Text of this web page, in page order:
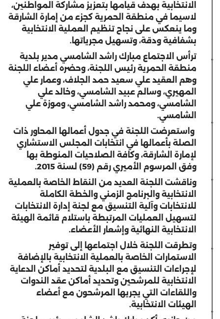
الانتخابية بهدف قيامها بتعزيز مشاركة المواطنين،
لاسيما في منطقة الحمرية كجزء من إمارة الشارقة
وما ينعكس على نجاح تنظيم العملية الانتخابية
بشفافية ودقة، وتسهيل مجرياتها.
ترأس الاجتماع مبارك راشد الشامسي مدير بلدية
منطقة الحمرية رئيس اللجنة، وحضره أعضاء اللجنة
وهم العقيد علي سعيد حمد الجلاف، وعمار علي
المهيري، وسالم عبيد الشامسي، وخالد علي
الشامسي، ومحمد راشد الشامسي، وموزة علي
الشامسي.
واستعرضت اللجنة في جدول أعمالها المحاور ذات
الصلة بأعمالها في انتخابات المجلس الاستشاري
لإمارة الشارقة، وكافة الصلاحيات المنوطة بها
وفق المرسوم الأميري رقم (59) لسنة 2015.
وناقشت اللجنة العديد من النقاط الخاصة بالعملية
الانتخابية والبرنامج الزمني والخطة الكاملة
للانتخابات وآلية التنسيق مع لجنة إدارة الانتخابات
لتسهيل العمليات المرتبطة باستلام قائمة الهيئة
الانتخابية النهائية وإشعار الأعضاء.
وتطرقت اللجنة خلال اجتماعها إلى توفير
الاستمارات الخاصة بالعملية الانتخابية بالإضافة
لإجراءات التنسيق مع البلدية لتحديد أماكن الدعاية
الانتخابية للمرشحين وتحديد أماكن عقد الندوات
واللقاءات التي يجريها المرشحون مع أعضاء
الهيئات الانتخابية.